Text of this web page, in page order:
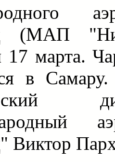
(МАП
17 марта.
в
Виктор